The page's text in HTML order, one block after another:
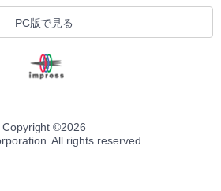
PC版で見る
Copyright ©2026
All rights reserved.